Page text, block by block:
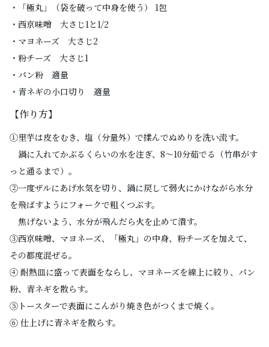
・「極丸」（袋を破って中身を使う） 1包
・西京味噌 大さじ1と1/2
・マヨネーズ 大さじ2
・粉チーズ 大さじ1
・パン粉 適量
・青ネギの小口切り 適量
【作り方】
①里芋は皮をむき、塩（分量外）で揉んでぬめりを洗い流す。
鍋に入れてかぶるくらいの水を注ぎ、8〜10分茹でる（竹串がす
っと通るまで）。
②一度ザルにあげ水気を切り、鍋に戻して弱火にかけながら水分
を飛ばすようにフォークで粗くつぶす。
焦げないよう、水分が飛んだら火を止めて潰す。
③西京味噌、マヨネーズ、「極丸」の中身、粉チーズを加えて、
その都度混ぜる。
④ 耐熱皿に盛って表面をならし、マヨネーズを線上に絞り、パン
粉、青ネギを散らす。
⑤トースターで表面にこんがり焼き色がつくまで焼く。
⑥ 仕上げに青ネギを散らす。